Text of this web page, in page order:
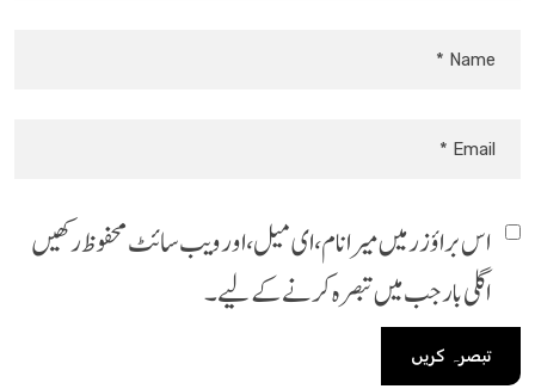
اس براؤزر میں میرا نام، ای میل، اور ویب سائٹ محفوظ رکھیں
اگلی بار جب میں تبصرہ کرنے کےلیے۔